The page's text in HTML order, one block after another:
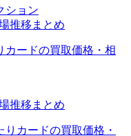
ション
推移まとめ
推移まとめ